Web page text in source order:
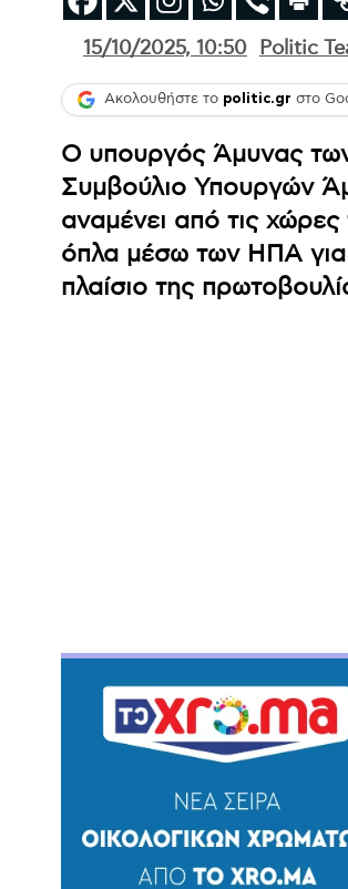
15/10/2025, 10:50 Politic
Ακολουθήστε το politic.gr στο
Ο υπουργός Άμυνας
Συμβούλιο Υπουργών
αναμένει από τις
όπλα μέσω των ΗΠΑ
πλαίσιο της